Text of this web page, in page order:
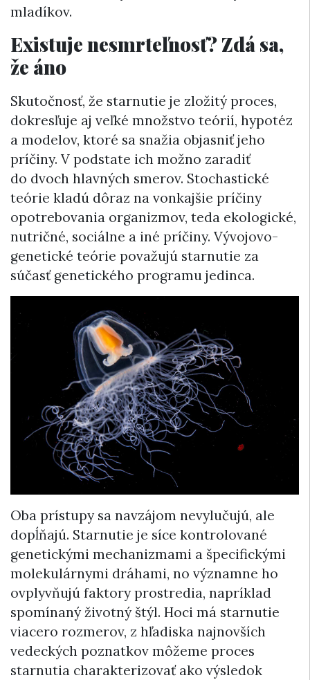
mladíkov.
Existuje nesmrteľnosť? Zdá sa,
že áno
Skutočnosť, že starnutie je zložitý proces,
dokresľuje aj veľké množstvo teórií, hypotéz
a modelov, ktoré sa snažia objasniť jeho
príčiny. V podstate ich možno zaradiť
do dvoch hlavných smerov. Stochastické
teórie kladú dôraz na vonkajšie príčiny
opotrebovania organizmov, teda ekologické,
nutričné, sociálne a iné príčiny. Vývojovo-
genetické teórie považujú starnutie za
súčasť genetického programu jedinca.
Oba prístupy sa navzájom nevylučujú, ale
dopĺňajú. Starnutie je síce kontrolované
genetickými mechanizmami a špecifickými
molekulárnymi dráhami, no významne ho
ovplyvňujú faktory prostredia, napríklad
spomínaný životný štýl. Hoci má starnutie
viacero rozmerov, z hľadiska najnovších
vedeckých poznatkov môžeme proces
starnutia charakterizovať ako výsledok